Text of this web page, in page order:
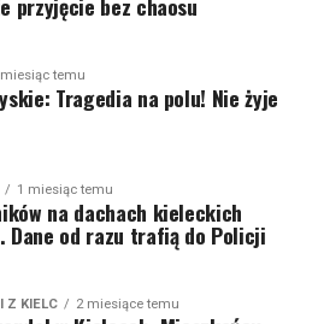
przyjęcie bez chaosu
temu
Tragedia na polu! Nie żyje
1 miesiąc temu
na dachach kieleckich
Dane od razu trafią do Policji
Z KIELC 2 miesiące temu